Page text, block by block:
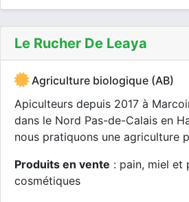
Le Rucher De Leaya
Agriculture biologique (AB)
Apiculteurs depuis 2017 à
dans le Nord Pas-de-Calais en
nous pratiquons une agriculture
Produits en vente : pain, miel et
cosmétiques